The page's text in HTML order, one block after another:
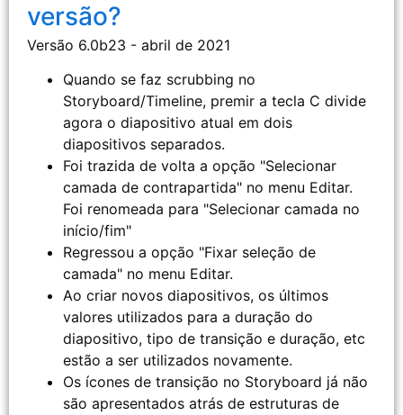
versão?
Versão 6.0b23 - abril de 2021
Quando se faz scrubbing no
Storyboard/Timeline, premir a tecla C divide
agora o diapositivo atual em dois
diapositivos separados.
Foi trazida de volta a opção "Selecionar
camada de contrapartida" no menu Editar.
Foi renomeada para "Selecionar camada no
início/fim"
Regressou a opção "Fixar seleção de
camada" no menu Editar.
Ao criar novos diapositivos, os últimos
valores utilizados para a duração do
diapositivo, tipo de transição e duração, etc
estão a ser utilizados novamente.
Os ícones de transição no Storyboard já não
são apresentados atrás de estruturas de